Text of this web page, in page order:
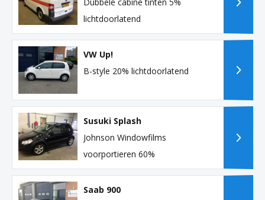
lichtdoorlatend
VW Up!
B-style 20% lichtdoorlatend
Susuki Splash
Johnson Windowfilms
voorportieren 60%
Saab 900